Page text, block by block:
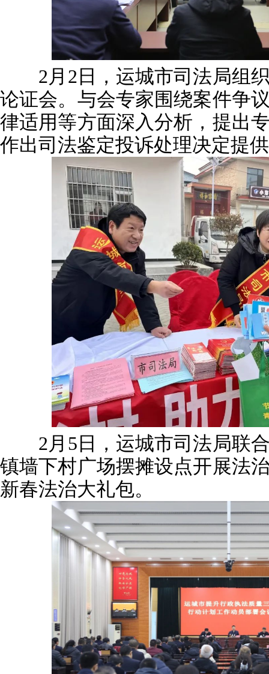
2月2日，运城市司法局组织
论证会。与会专家围绕案件争
律适用等方面深入分析，提出
作出司法鉴定投诉处理决定提
2月5日，运城市司法局联合
镇墙下村广场摆摊设点开展法
新春法治大礼包。